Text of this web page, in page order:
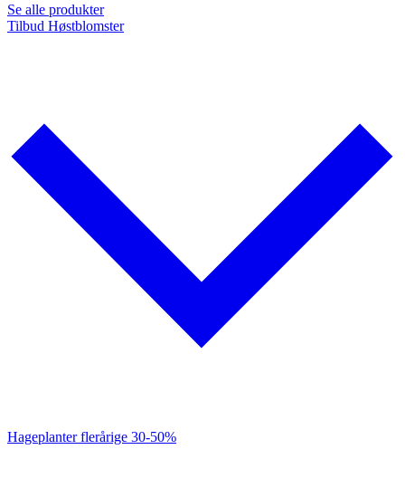
Se alle produkter
Tilbud Høstblomster
Hageplanter flerårige 30-50%